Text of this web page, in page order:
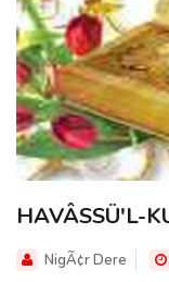
HAVÂSSÜ'L-
NigÃ¢r Dere